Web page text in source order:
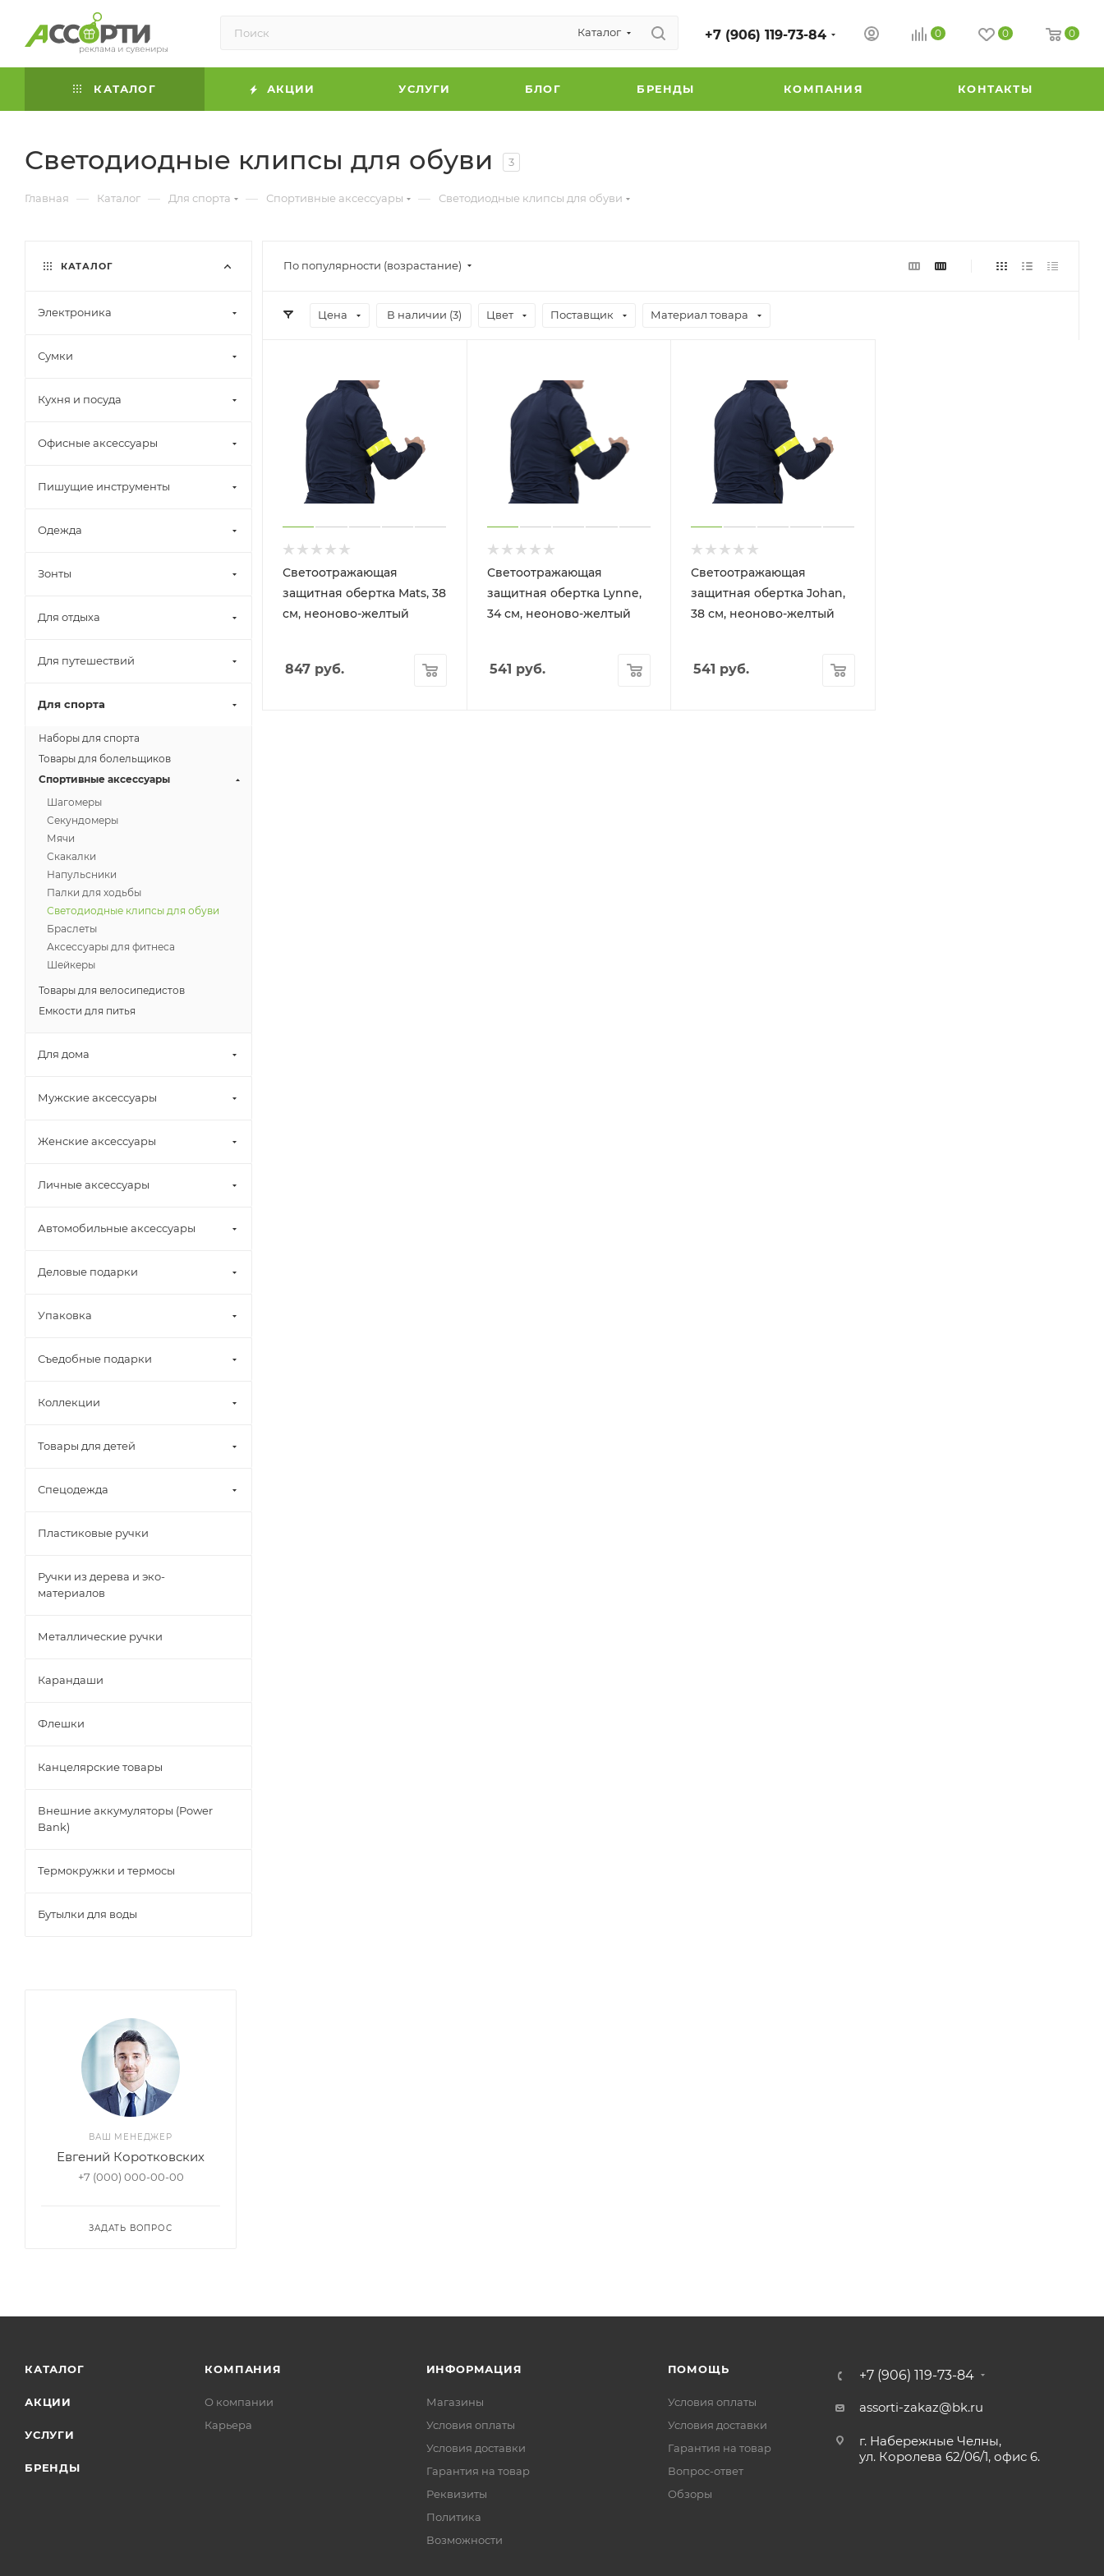
Каталог +7 (906) 119-73-84 0 0 0
КАТАЛОГ АКЦИИ УСЛУГИ БЛОГ БРЕНДЫ КОМПАНИЯ КОНТАКТЫ
Светодиодные клипсы для обуви 3
Главная — Каталог — Для спорта — Спортивные аксессуары — Светодиодные клипсы для обуви
По популярности (возрастание)
Цена В наличии (3) Цвет Поставщик Материал товара
Светоотражающая
защитная обертка Mats, 38
см, неоново-желтый
847 руб.
Светоотражающая
защитная обертка Lynne,
34 см, неоново-желтый
541 руб.
Светоотражающая
защитная обертка Johan,
38 см, неоново-желтый
541 руб.
КАТАЛОГ
Электроника
Сумки
Кухня и посуда
Офисные аксессуары
Пишущие инструменты
Одежда
Зонты
Для отдыха
Для путешествий
Для спорта
Наборы для спорта
Товары для болельщиков
Спортивные аксессуары
Шагомеры
Секундомеры
Мячи
Скакалки
Напульсники
Палки для ходьбы
Светодиодные клипсы для обуви
Браслеты
Аксессуары для фитнеса
Шейкеры
Товары для велосипедистов
Емкости для питья
Для дома
Мужские аксессуары
Женские аксессуары
Личные аксессуары
Автомобильные аксессуары
Деловые подарки
Упаковка
Съедобные подарки
Коллекции
Товары для детей
Спецодежда
Пластиковые ручки
Ручки из дерева и эко-
материалов
Металлические ручки
Карандаши
Флешки
Канцелярские товары
Внешние аккумуляторы (Power
Bank)
Термокружки и термосы
Бутылки для воды
ВАШ МЕНЕДЖЕР
Евгений Коротковских
+7 (000) 000-00-00
ЗАДАТЬ ВОПРОС
КАТАЛОГ
АКЦИИ
УСЛУГИ
БРЕНДЫ
КОМПАНИЯ
О компании
Карьера
ИНФОРМАЦИЯ
Магазины
Условия оплаты
Условия доставки
Гарантия на товар
Реквизиты
Политика
Возможности
ПОМОЩЬ
Условия оплаты
Условия доставки
Гарантия на товар
Вопрос-ответ
Обзоры
+7 (906) 119-73-84
assorti-zakaz@bk.ru
г. Набережные Челны,
ул. Королева 62/06/1, офис 6.